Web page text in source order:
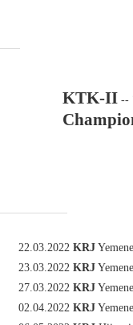
KTK-II--
22.03.2022 KRJ
23.03.2022 KRJ
27.03.2022 KRJ
02.04.2022 KRJ